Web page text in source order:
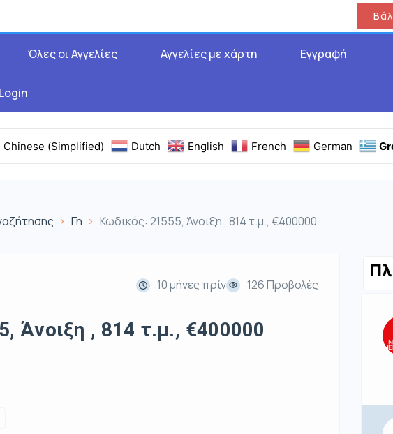
Όλες οι Αγγελίες Αγγελίες με χάρτη Εγγραφή
Chinese (Simplified) Dutch English French German
Γη Κωδικός: 21555, Άνοιξη , 814 τ.μ., €400000
10 μήνες πρίν 126 Προβολές
Άνοιξη , 814 τ.μ., €400000